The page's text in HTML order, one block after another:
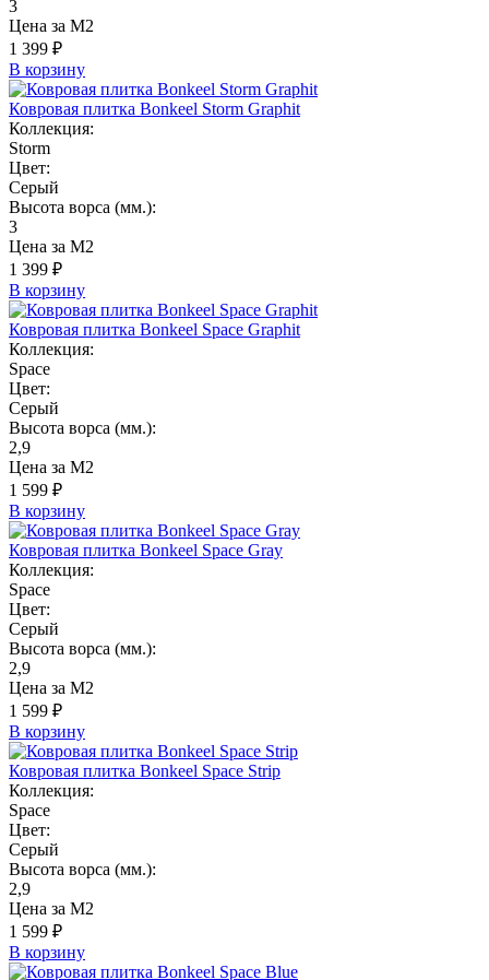
3
Цена за М2
1 399 ₽
В корзину
Ковровая плитка Bonkeel Storm Graphit
Коллекция:
Storm
Цвет:
Серый
Высота ворса (мм.):
3
Цена за М2
1 399 ₽
В корзину
Ковровая плитка Bonkeel Space Graphit
Коллекция:
Space
Цвет:
Серый
Высота ворса (мм.):
2,9
Цена за М2
1 599 ₽
В корзину
Ковровая плитка Bonkeel Space Gray
Коллекция:
Space
Цвет:
Серый
Высота ворса (мм.):
2,9
Цена за М2
1 599 ₽
В корзину
Ковровая плитка Bonkeel Space Strip
Коллекция:
Space
Цвет:
Серый
Высота ворса (мм.):
2,9
Цена за М2
1 599 ₽
В корзину